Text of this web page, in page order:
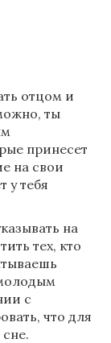
отцом и
ты
принесет
на свои
у тебя
на
тех, кто
с
что для